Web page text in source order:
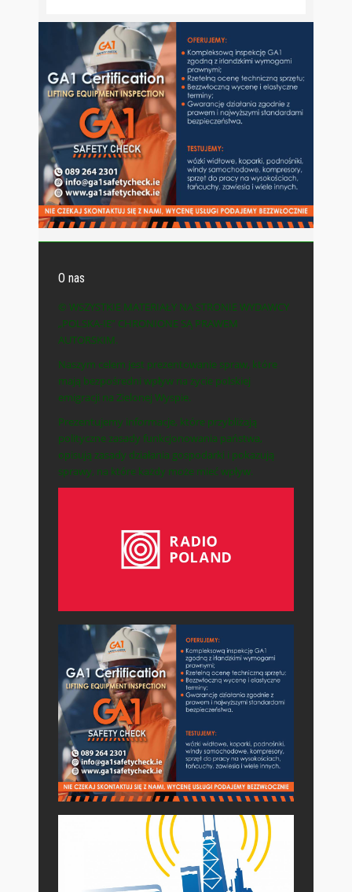
O nas
© WSZYSTKIE MATERIAŁY NA STRONIE WYDAWCY
„POLSKA-IE” CHRONIONE SĄ PRAWEM
AUTORSKIM.
Naszym celem jest prezentowanie spraw, które
mają bezpośredni wpływ na życie polskiej
emigracji na Zielonej Wyspie.
Prezentujemy informacje, które przybliżają
polityczne zasady funkcjonowania państwa,
opisują zasady działania gospodarki i pokazują
sprawy, na które każdy może mieć wpływ.